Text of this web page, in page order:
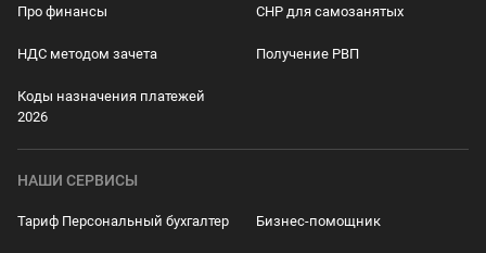
Про финансы СНР для самозанятых
НДС методом зачета Получение РВП
Коды назначения платежей
2026
НАШИ СЕРВИСЫ
Тариф Персональный бухгалтер Бизнес-помощник